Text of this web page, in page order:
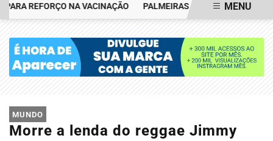
REFORÇO NA VACINAÇÃO PALMEIRAS RESGATA JOIA DO
MENU
MUNDO
Morre a lenda do reggae Jimmy